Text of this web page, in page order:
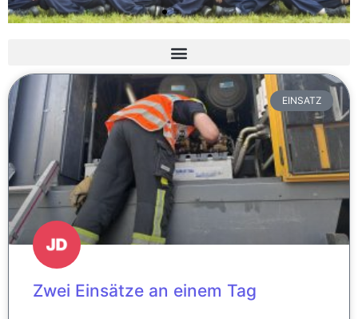
EINSATZ
Zwei Einsätze an einem Tag